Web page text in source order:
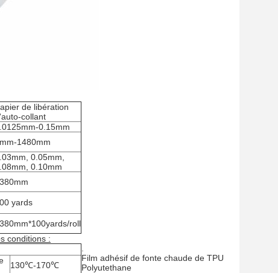
de libération
collant
0.15mm
1480mm
0.05mm,
0.10mm
yards
roll
conditions :
130℃-170℃
Film adhésif de fonte chaude de TPU
Polyutethane